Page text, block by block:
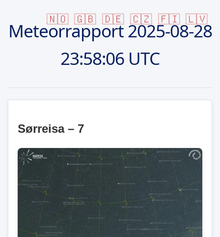
🇳🇴 🇬🇧 🇩🇪 🇨🇿 🇫🇮 🇱🇻
Meteorrapport2025-08-28
23:58:06 UTC
Sørreisa – 7